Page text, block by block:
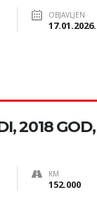
OBJAVLJEN
17.01.2026.
2018 GOD,
KM
152.000